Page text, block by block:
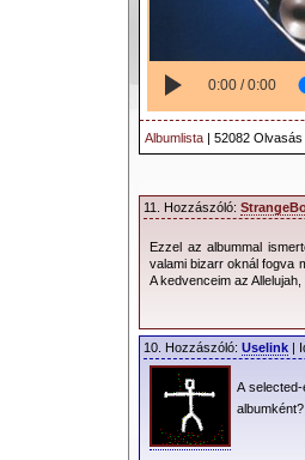
0:00 / 0:00
Albumlista | 52082
11. Hozzászóló:
Ezzel az albummal
valami bizarr oknál fogva
A kedvenceim az
10. Hozzászóló: Uselink |
A
albumként?